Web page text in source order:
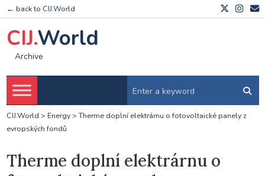
← back to CIJ.World
CIJ.World
Archive
CIJ.World > Energy>Therme doplní elektrárnu o fotovoltaické panely z
evropských fondů
Therme doplní elektrárnu o